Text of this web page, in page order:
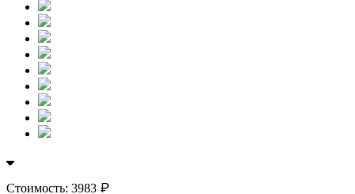
Стоимость: 3983 ₽